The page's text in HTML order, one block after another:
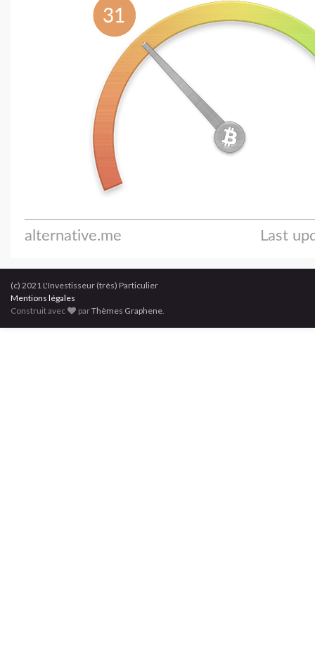
(c) 2021 L'Investisseur (très) Particulier
Mentions légales
Construit avec
parThèmes Graphene